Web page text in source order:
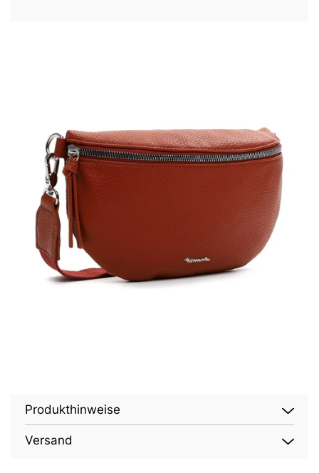
Produkthinweise
Versand